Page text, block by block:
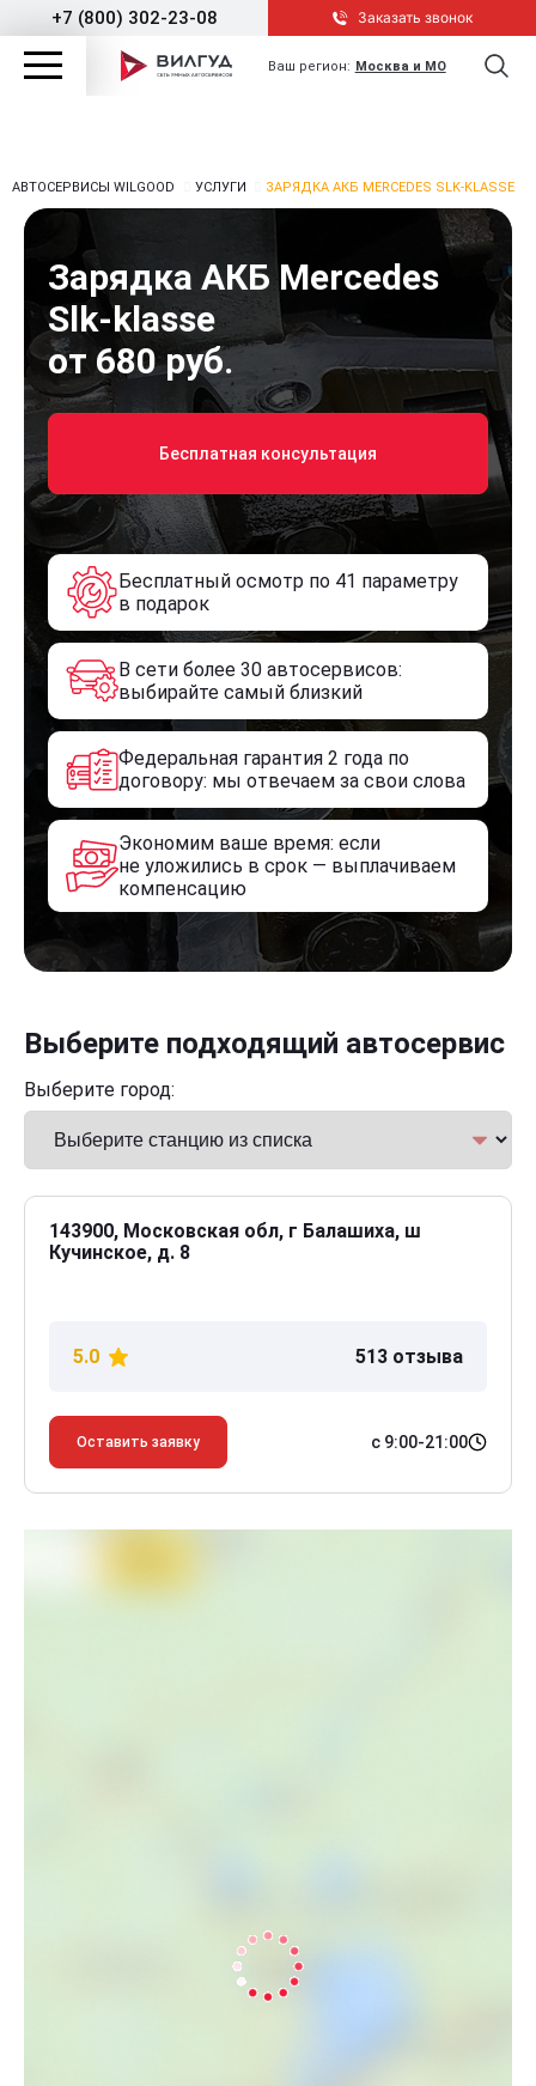
+7 (800) 302-23-08 Заказать звонок
Ваш регион: Москва и МО
АВТОСЕРВИСЫ WILGOOD УСЛУГИ ЗАРЯДКА АКБ MERCEDES SLK-KLASSE
Зарядка АКБ Mercedes
Slk-klasse
от 680 руб.
Бесплатная консультация
Бесплатный осмотр по 41 параметру
в подарок
В сети более 30 автосервисов:
выбирайте самый близкий
Федеральная гарантия 2 года по
договору: мы отвечаем за свои слова
Экономим ваше время: если
не уложились в срок — выплачиваем
компенсацию
Выберите подходящий автосервис
Выберите город:
143900, Московская обл, г Балашиха, ш
Кучинское, д. 8
5.0 513 отзыва
Оставить заявку с 9:00-21:00